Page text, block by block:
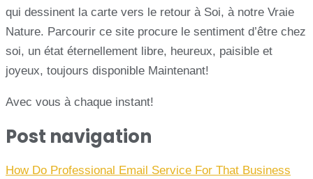
qui dessinent la carte vers le retour à Soi, à notre Vraie
Nature. Parcourir ce site procure le sentiment d’être chez
soi, un état éternellement libre, heureux, paisible et
joyeux, toujours disponible Maintenant!
Avec vous à chaque instant!
Post navigation
How Do Professional Email Service For That Business